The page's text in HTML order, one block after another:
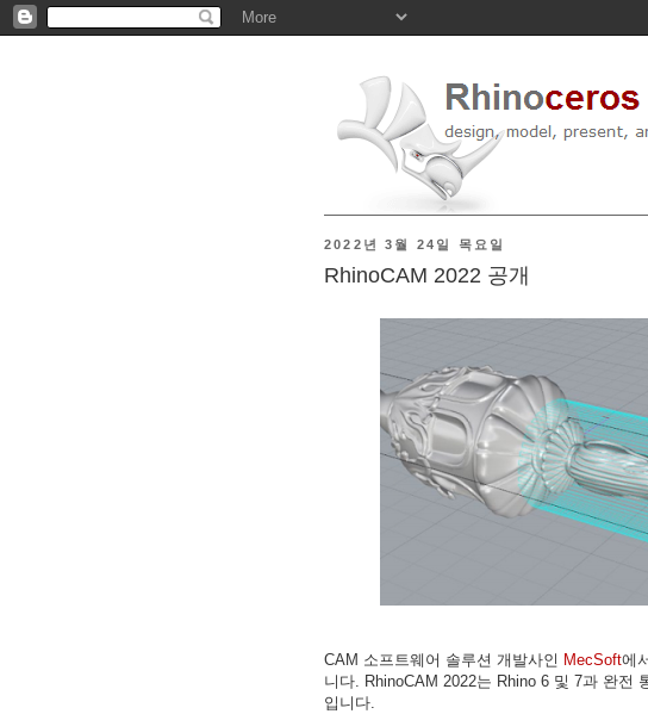
2022년 3월 24일 목요일
RhinoCAM 2022 공개
CAM 소프트웨어 솔루션 개발사인 MecSoft에
니다. RhinoCAM 2022는 Rhino 6 및 7과 완전
입니다.